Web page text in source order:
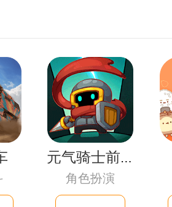
元气骑士前传
角色扮演